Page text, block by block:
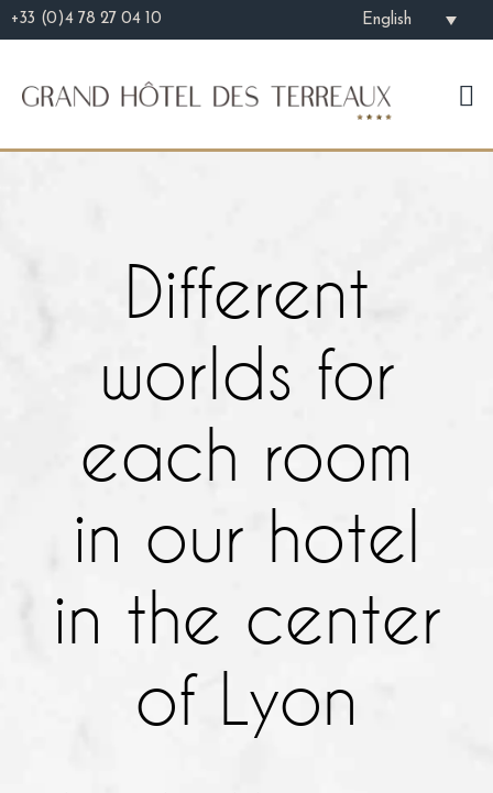
+33 (0)4 78 27 04 10 English
Different
worlds for
each room
in our hotel
in the center
of Lyon